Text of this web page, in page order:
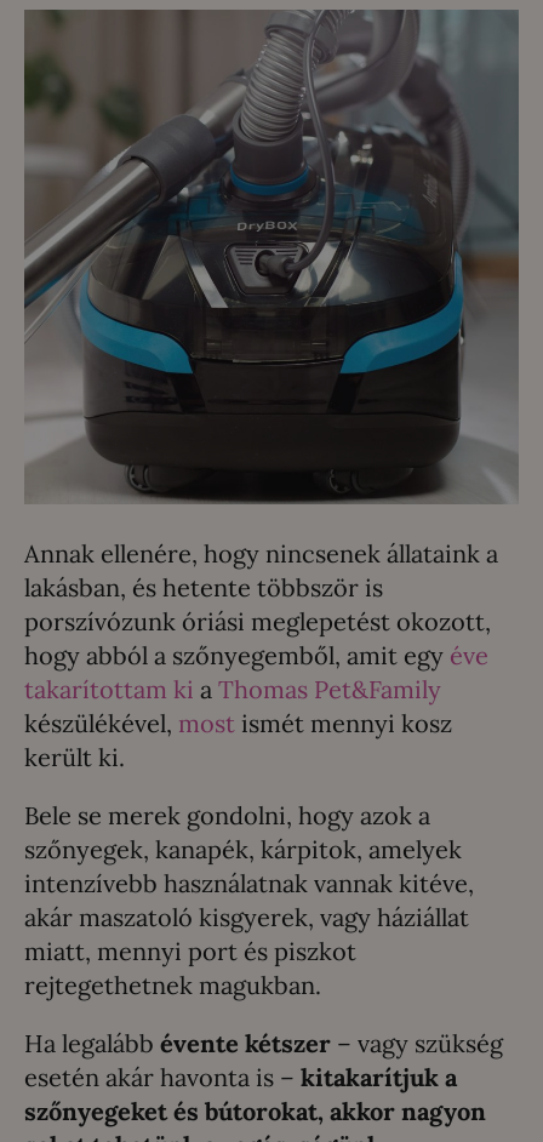
Annak ellenére, hogy nincsenek állataink a
lakásban, és hetente többször is
porszívózunk óriási meglepetést okozott,
hogy abból a szőnyegemből, amit egy éve
takarítottam ki a Thomas Pet&Family
készülékével, most ismét mennyi kosz
került ki.
Bele se merek gondolni, hogy azok a
szőnyegek, kanapék, kárpitok, amelyek
intenzívebb használatnak vannak kitéve,
akár maszatoló kisgyerek, vagy háziállat
miatt, mennyi port és piszkot
rejtegethetnek magukban.
Ha legalább évente kétszer – vagy szükség
esetén akár havonta is – kitakarítjuk a
szőnyegeket és bútorokat, akkor nagyon